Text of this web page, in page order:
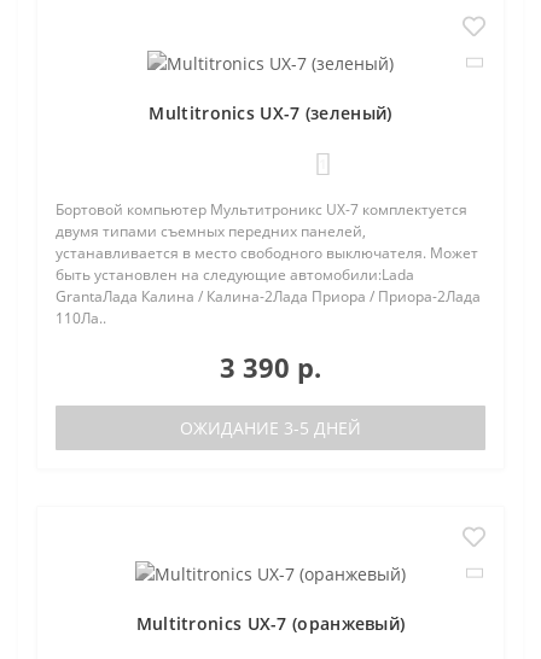
Multitronics UX-7 (зеленый)
Бортовой компьютер Мультитроникс UX-7 комплектуется
двумя типами съемных передних панелей,
устанавливается в место свободного выключателя. Может
быть установлен на следующие автомобили:Lada
GrantaЛада Калина / Калина-2Лада Приора / Приора-2Лада
110Ла..
3 390 р.
ОЖИДАНИЕ 3-5 ДНЕЙ
Multitronics UX-7 (оранжевый)